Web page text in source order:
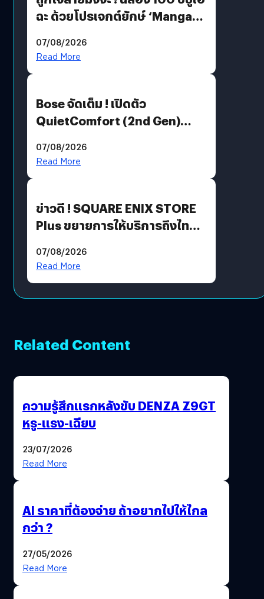
ฉะ ด้วยโปรเจกต์ยักษ์ ‘Manga
มีภาษาไทยด้วย
07/08/2026
Read More
Bose จัดเต็ม ! เปิดตัว
QuietComfort (2nd Gen)
07/08/2026
Read More
ข่าวดี ! SQUARE ENIX STORE
Plus ขยายการให้บริการถึงไทย
โดยตรง
07/08/2026
Read More
Related Content
ความรู้สึกแรกหลังขับ DENZA Z9GT
หรู-แรง-เฉียบ
23/07/2026
Read More
AI ราคาที่ต้องจ่าย ถ้าอยากไปให้ไกล
กว่า ?
27/05/2026
Read More